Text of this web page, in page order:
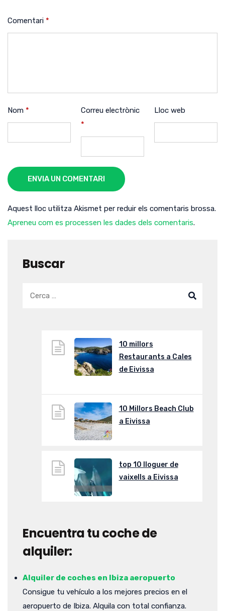
Comentari *
Nom *
Correu electrònic
*
Lloc web
ENVIA UN COMENTARI
Aquest lloc utilitza Akismet per reduir els comentaris brossa.
Apreneu com es processen les dades dels comentaris.
Buscar
10 millors
Restaurants a Cales
de Eivissa
10 Millors Beach Club
a Eivissa
top 10 lloguer de
vaixells a Eivissa
Encuentra tu coche de
alquiler:
Alquiler de coches en Ibiza aeropuerto
Consigue tu vehículo a los mejores precios en el
aeropuerto de Ibiza. Alquila con total confianza.